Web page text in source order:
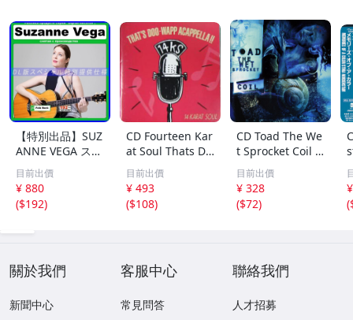
【特別出品】SUZ
ANNE VEGA スザ
ンヌ・ヴェガ 精
選集 100歌 音楽D
L(MP3CD)☆
目前出價
¥ 880
($192)
CD Fourteen Kar
at Soul Thats Do
o-Wapp Acappel
la PCCY00374 Ca
nyon Internatio
nal /00110
目前出價
¥ 493
($108)
CD Toad The We
t Sprocket Coil C
K67862 Columbi
a /00110
目前出價
¥ 328
($72)
(
關於我們
新聞中心
客服中心
常見問答
聯絡我們
人才招募